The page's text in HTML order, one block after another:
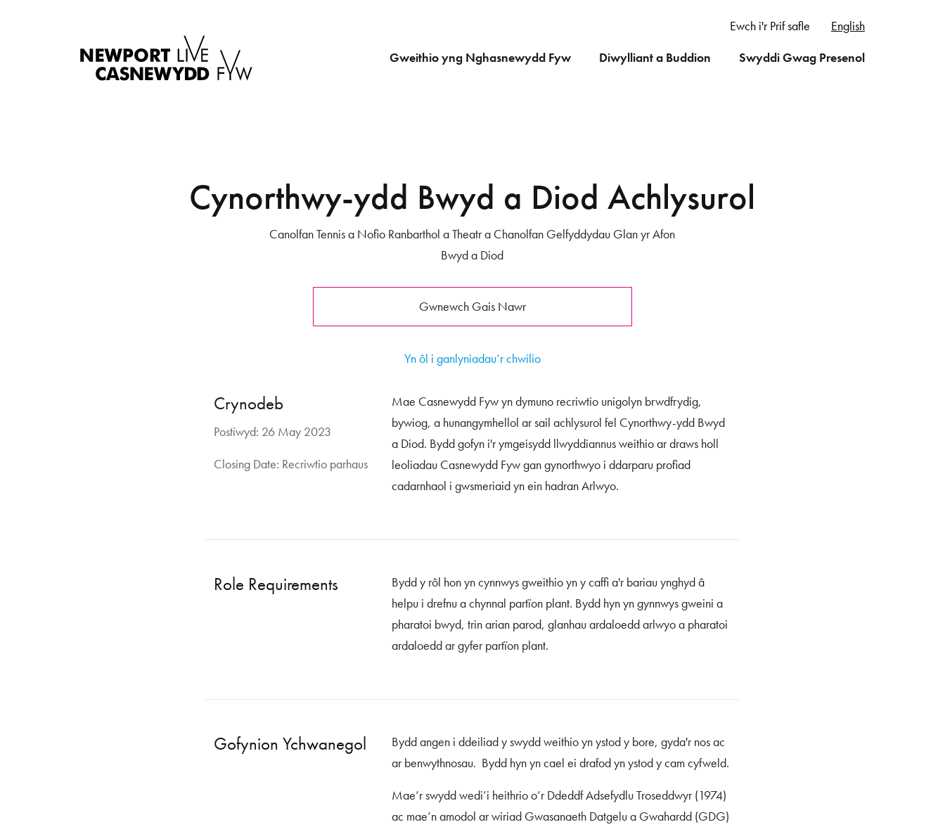
Ewch i'r Prif safle
English
Gweithio yng Nghasnewydd Fyw
Diwylliant a Buddion Swyddi Gwag Presenol
Cynorthwy-ydd Bwyd a Diod Achlysurol
Canolfan Tennis a Nofio Ranbarthol a Theatr a Chanolfan Gelfyddydau Glan yr Afon
Bwyd a Diod
Gwnewch Gais Nawr
Yn ôl i ganlyniadau’r chwilio
Crynodeb
Postiwyd: 26 May 2023
Closing Date: Recriwtio parhaus
Mae Casnewydd Fyw yn dymuno recriwtio unigolyn brwdfrydig,
bywiog, a hunangymhellol ar sail achlysurol fel Cynorthwy-ydd Bwyd
a Diod. Bydd gofyn i'r ymgeisydd llwyddiannus weithio ar draws holl
leoliadau Casnewydd Fyw gan gynorthwyo i ddarparu profiad
cadarnhaol i gwsmeriaid yn ein hadran Arlwyo.
Role Requirements
Bydd y rôl hon yn cynnwys gweithio yn y caffi a'r bariau ynghyd â
helpu i drefnu a chynnal partïon plant. Bydd hyn yn gynnwys gweini a
pharatoi bwyd, trin arian parod, glanhau ardaloedd arlwyo a pharatoi
ardaloedd ar gyfer partïon plant.
Gofynion Ychwanegol
Bydd angen i ddeiliad y swydd weithio yn ystod y bore, gyda'r nos ac
ar benwythnosau. Bydd hyn yn cael ei drafod yn ystod y cam cyfweld.
Mae’r swydd wedi’i heithrio o’r Ddeddf Adsefydlu Troseddwyr (1974)
ac mae’n amodol ar wiriad Gwasanaeth Datgelu a Gwahardd (GDG)